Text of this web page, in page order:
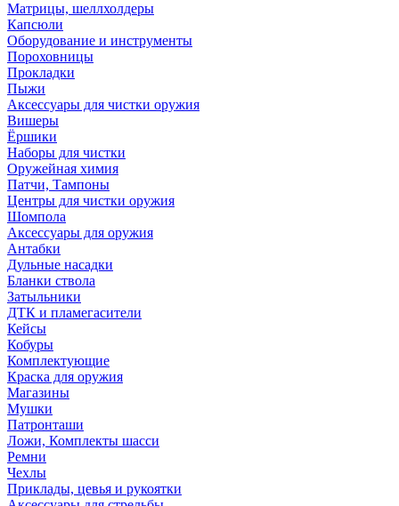
Матрицы, шеллхолдеры
Капсюли
Оборудование и инструменты
Пороховницы
Прокладки
Пыжи
Аксессуары для чистки оружия
Вишеры
Ёршики
Наборы для чистки
Оружейная химия
Патчи, Тампоны
Центры для чистки оружия
Шомпола
Аксессуары для оружия
Антабки
Дульные насадки
Бланки ствола
Затыльники
ДТК и пламегасители
Кейсы
Кобуры
Комплектующие
Краска для оружия
Магазины
Мушки
Патронташи
Ложи, Комплекты шасси
Ремни
Чехлы
Приклады, цевья и рукоятки